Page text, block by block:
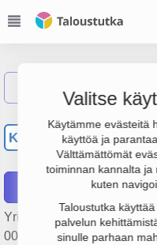
Valitse
Käytämme evästeitä
käyttöä ja
Välttämättömät
toiminnan kannalta ja
kuten
Taloustutka
palvelun
sinulle parhaan
KT
Kiinteistö
7-9
Yrityksen Kiinteistö Oy
000 €, tulos 88 000 € ja